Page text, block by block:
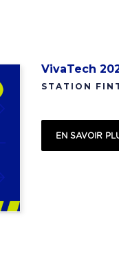
VivaTech
STATION
EN SAVOIR